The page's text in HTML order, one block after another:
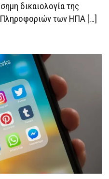
δικαιολογία της
Πληροφοριών των ΗΠΑ […]